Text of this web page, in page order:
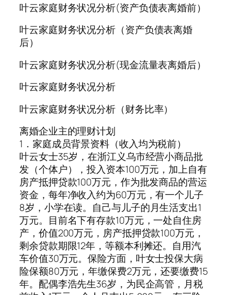
叶云家庭财务状况分析(资产负债表离婚前）
叶云家庭财务状况分析（资产负债表离婚
后）
叶云家庭财务状况分析(现金流量表离婚后）
叶云家庭财务状况分析
叶云家庭财务状况分析（财务比率）
离婚企业主的理财计划
1．家庭成员背景资料（收入均为税前）
叶云女士35岁，在浙江义乌市经营小商品批
发（个体户），投入资本100万元，加上自有
房产抵押贷款100万元，作为批发商品的营运
资金，每年净收入约为60万元，有一个儿子
8岁，小学在读。自己与儿子的月生活支出1
万元。目前名下有存款10万元，一处自住房
产，价值200万元，房产抵押贷款100万元，
剩余贷款期限12年，等额本利摊还。自用汽
车价值30万元。保险方面，叶女士投保大病
险保额80万元，年缴保费2万元，还要缴费15
年。配偶李浩先生36岁，为民企高管，月税